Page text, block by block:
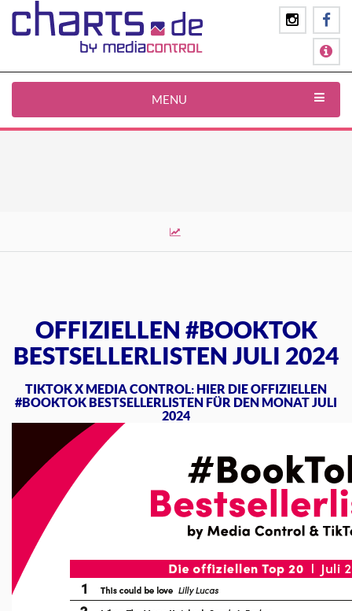
MENU
OFFIZIELLEN #BOOKTOK
BESTSELLERLISTEN JULI 2024
TIKTOK X MEDIA CONTROL: HIER DIE OFFIZIELLEN
#BOOKTOK BESTSELLERLISTEN FÜR DEN MONAT JULI
2024